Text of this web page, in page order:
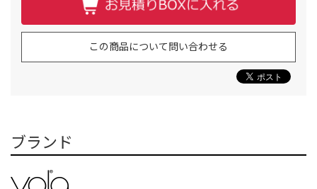
この商品について問い合わせる
ブランド